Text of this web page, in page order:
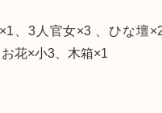
、3人官女×3 、ひな壇
花×小3、木箱×1